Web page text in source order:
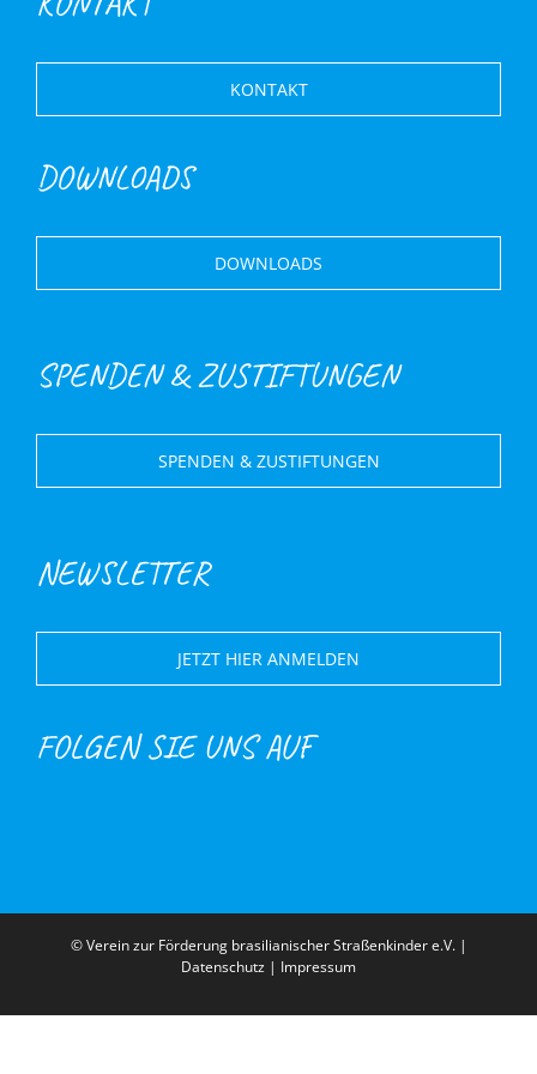
KONTAKT
DOWNLOADS
DOWNLOADS
SPENDEN & ZUSTIFTUNGEN
SPENDEN & ZUSTIFTUNGEN
NEWSLETTER
JETZT HIER ANMELDEN
FOLGEN SIE UNS AUF
© Verein zur Förderung brasilianischer Straßenkinder e.V. |
Datenschutz | Impressum